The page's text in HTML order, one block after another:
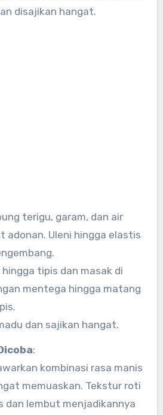
disajikan hangat.
terigu, garam, dan air
adonan. Uleni hingga elastis
hingga tipis dan masak di
mentega hingga matang
dan sajikan hangat.
:
kombinasi rasa manis
memuaskan. Tekstur roti
dan lembut menjadikannya